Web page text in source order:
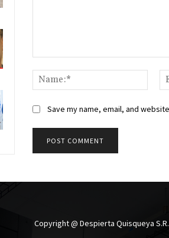
Save my name, email, and
Copyright @ Despierta Quisqueya